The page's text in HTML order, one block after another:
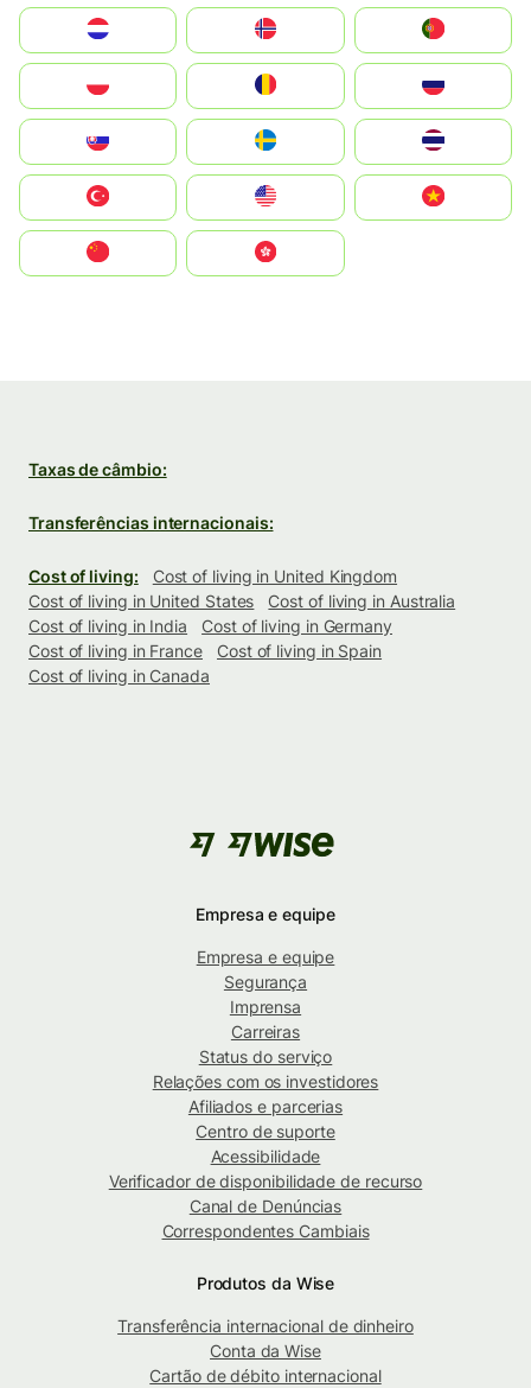
United States
中國香港特別行政區
Taxas de câmbio:
Transferências internacionais:
Cost of living:
Cost of living in United Kingdom
Cost of living in United States
Cost of living in Australia
Cost of living in India
Cost of living in Germany
Cost of living in France
Cost of living in Spain
Cost of living in Canada
Empresa e equipe
Empresa e equipe
Segurança
Imprensa
Carreiras
Status do serviço
Relações com os investidores
Afiliados e parcerias
Centro de suporte
Acessibilidade
Verificador de disponibilidade de recurso
Canal de Denúncias
Correspondentes Cambiais
Produtos da Wise
Transferência internacional de dinheiro
Conta da Wise
Cartão de débito internacional